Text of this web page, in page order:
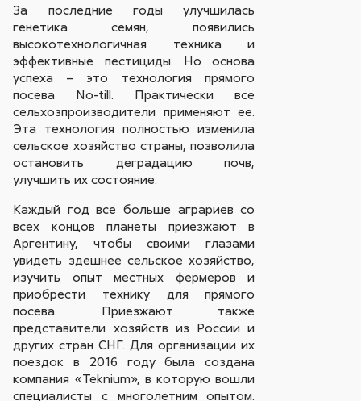
За последние годы улучшилась
генетика семян, появились
высокотехнологичная техника и
эффективные пестициды. Но основа
успеха – это технология прямого
посева No-till. Практически все
сельхозпроизводители применяют ее.
Эта технология полностью изменила
сельское хозяйство страны, позволила
остановить деградацию почв,
улучшить их состояние.
Каждый год все больше аграриев со
всех концов планеты приезжают в
Аргентину, чтобы своими глазами
увидеть здешнее сельское хозяйство,
изучить опыт местных фермеров и
приобрести технику для прямого
посева. Приезжают также
представители хозяйств из России и
других стран СНГ. Для организации их
поездок в 2016 году была создана
компания «Teknium», в которую вошли
специалисты с многолетним опытом.